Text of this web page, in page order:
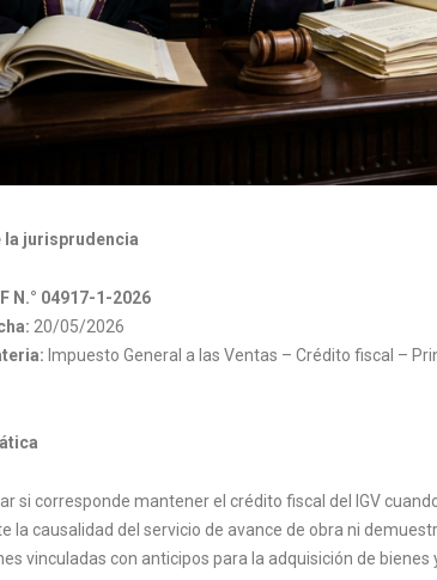
la jurisprudencia
N.° 04917-1-2026
20/05/2026
Impuesto General a las Ventas – Crédito fiscal –
si corresponde mantener el crédito fiscal del IGV
la causalidad del servicio de avance de obra ni
vinculadas con anticipos para la adquisición de bienes